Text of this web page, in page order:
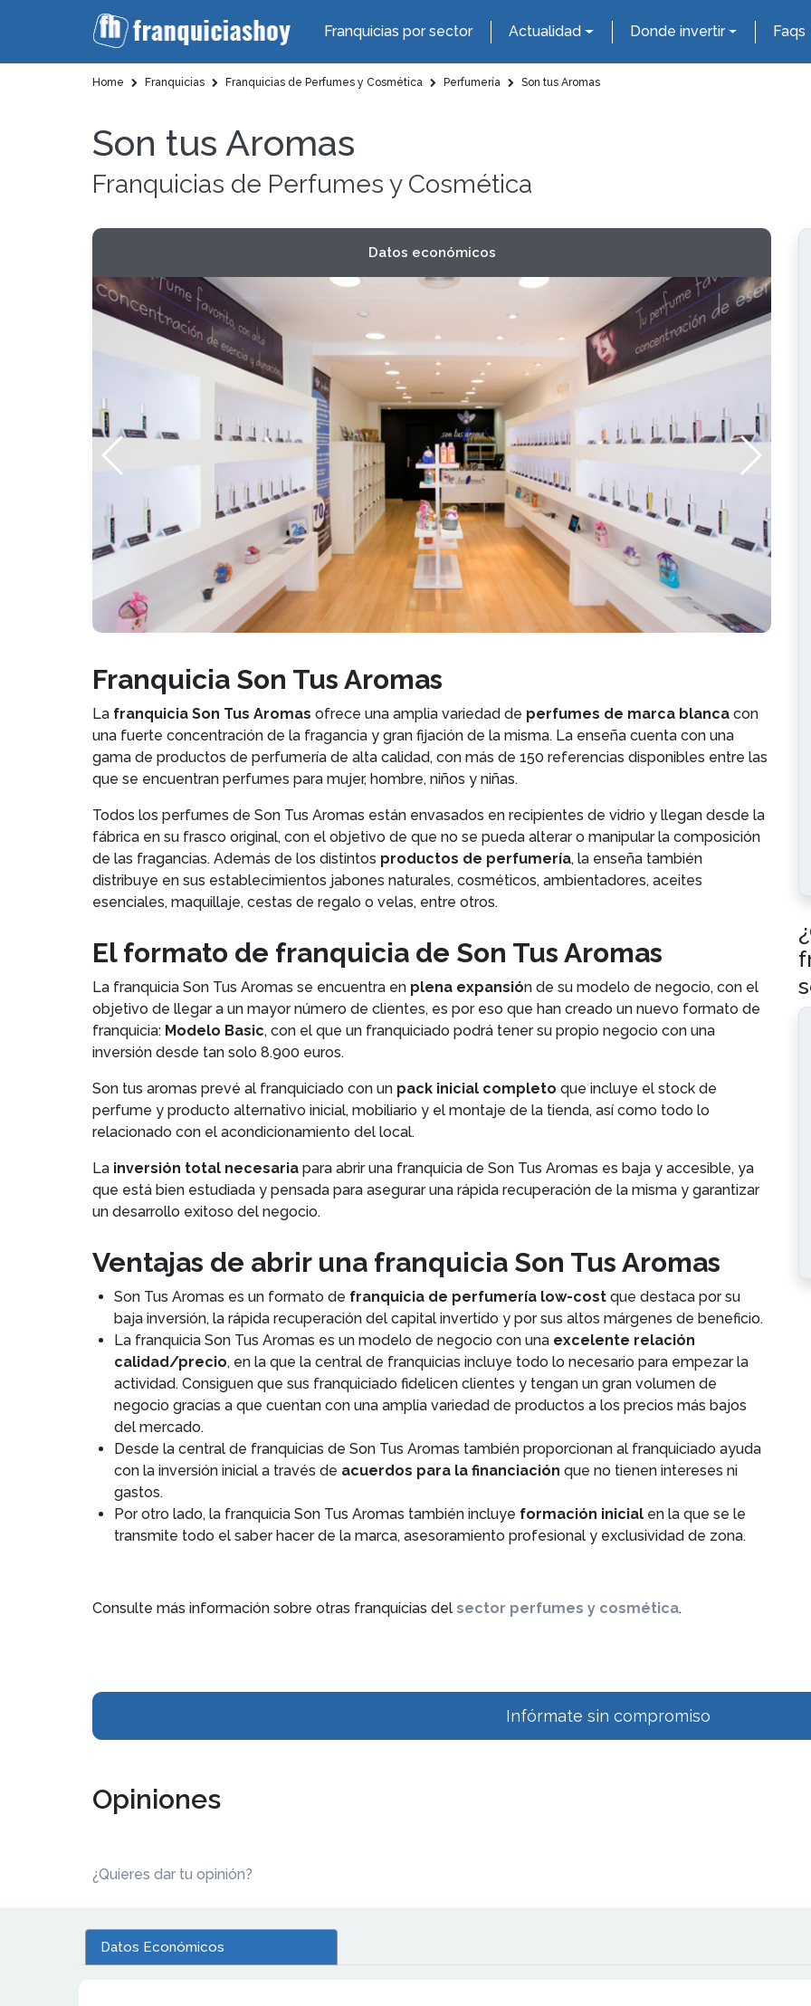
Franquicias por sector Actualidad Donde invertir Faqs
Home Franquicias Franquicias de Perfumes y Cosmética Perfumería Son tus Aromas
Son tus Aromas
Franquicias de Perfumes y Cosmética
Datos económicos
Franquicia Son Tus Aromas
La franquicia Son Tus Aromas ofrece una amplia variedad de perfumes de marca blanca con
una fuerte concentración de la fragancia y gran fijación de la misma. La enseña cuenta con una
gama de productos de perfumería de alta calidad, con más de 150 referencias disponibles entre las
que se encuentran perfumes para mujer, hombre, niños y niñas.
Todos los perfumes de Son Tus Aromas están envasados en recipientes de vidrio y llegan desde la
fábrica en su frasco original, con el objetivo de que no se pueda alterar o manipular la composición
de las fragancias. Además de los distintos productos de perfumería, la enseña también
distribuye en sus establecimientos jabones naturales, cosméticos, ambientadores, aceites
esenciales, maquillaje, cestas de regalo o velas, entre otros.
El formato de franquicia de Son Tus Aromas
La franquicia Son Tus Aromas se encuentra en plena expansión de su modelo de negocio, con el
objetivo de llegar a un mayor número de clientes, es por eso que han creado un nuevo formato de
franquicia: Modelo Basic, con el que un franquiciado podrá tener su propio negocio con una
inversión desde tan solo 8.900 euros.
Son tus aromas prevé al franquiciado con un pack inicial completo que incluye el stock de
perfume y producto alternativo inicial, mobiliario y el montaje de la tienda, así como todo lo
relacionado con el acondicionamiento del local.
La inversión total necesaria para abrir una franquicia de Son Tus Aromas es baja y accesible, ya
que está bien estudiada y pensada para asegurar una rápida recuperación de la misma y garantizar
un desarrollo exitoso del negocio.
Ventajas de abrir una franquicia Son Tus Aromas
Son Tus Aromas es un formato de franquicia de perfumería low-cost que destaca por su
baja inversión, la rápida recuperación del capital invertido y por sus altos márgenes de beneficio.
La franquicia Son Tus Aromas es un modelo de negocio con una excelente relación
calidad/precio, en la que la central de franquicias incluye todo lo necesario para empezar la
actividad. Consiguen que sus franquiciado fidelicen clientes y tengan un gran volumen de
negocio gracias a que cuentan con una amplia variedad de productos a los precios más bajos
del mercado.
Desde la central de franquicias de Son Tus Aromas también proporcionan al franquiciado ayuda
con la inversión inicial a través de acuerdos para la financiación que no tienen intereses ni
gastos.
Por otro lado, la franquicia Son Tus Aromas también incluye formación inicial en la que se le
transmite todo el saber hacer de la marca, asesoramiento profesional y exclusividad de zona.
Consulte más información sobre otras franquicias del sector perfumes y cosmética.
Infórmate sin compromiso
Opiniones
¿Quieres dar tu opinión?
Datos Económicos